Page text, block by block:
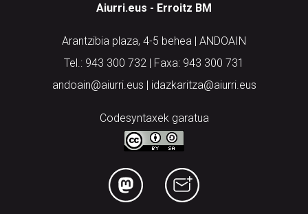
Aiurri.eus - Erroitz BM
Arantzibia plaza, 4-5 behea | ANDOAIN
Tel.: 943 300 732 | Faxa: 943 300 731
andoain@aiurri.eus | idazkaritza@aiurri.eus
Codesyntaxek garatua